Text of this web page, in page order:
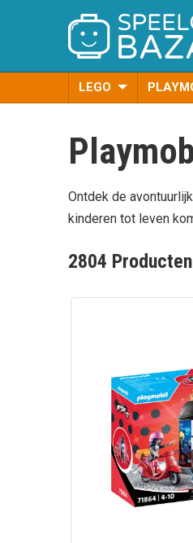
LEGO
Ontdek de
kinderen tot leven
2804 Producten